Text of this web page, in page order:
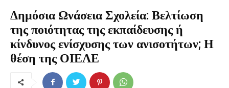
Δημόσια Ωνάσεια Σχολεία: Βελτίωση
της ποιότητας της εκπαίδευσης ή
κίνδυνος ενίσχυσης των ανισοτήτων; Η
θέση της ΟΙΕΛΕ